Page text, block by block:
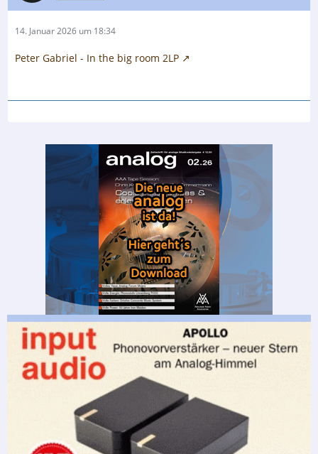
14. Januar 2026 um 18:34
Peter Gabriel - In the big room 2LP